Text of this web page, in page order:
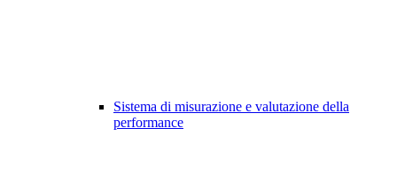
Sistema di misurazione e valutazione della
performance